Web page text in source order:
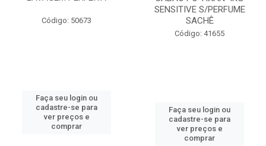
Código: 50673
Faça seu login ou
cadastre-se para
ver preços e
comprar
SENSITIVE S/PERFUME
SACHÊ
Código: 41655
Faça seu login ou
cadastre-se para
ver preços e
comprar